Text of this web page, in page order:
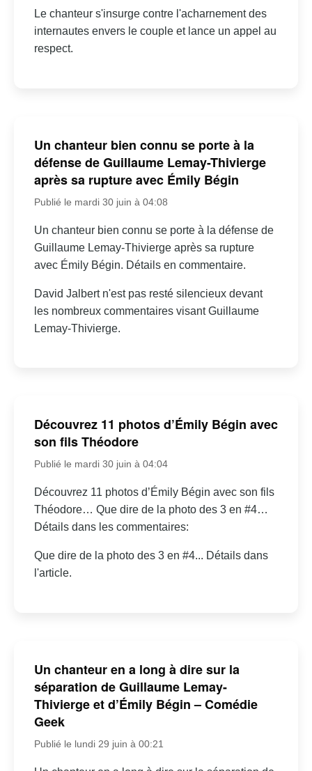
Le chanteur s'insurge contre l'acharnement des
internautes envers le couple et lance un appel au
respect.
Un chanteur bien connu se porte à la
défense de Guillaume Lemay-Thivierge
après sa rupture avec Émily Bégin
Publié le mardi 30 juin à 04:08
Un chanteur bien connu se porte à la défense de
Guillaume Lemay-Thivierge après sa rupture
avec Émily Bégin. Détails en commentaire.
David Jalbert n'est pas resté silencieux devant
les nombreux commentaires visant Guillaume
Lemay-Thivierge.
Découvrez 11 photos d’Émily Bégin avec
son fils Théodore
Publié le mardi 30 juin à 04:04
Découvrez 11 photos d’Émily Bégin avec son fils
Théodore… Que dire de la photo des 3 en #4…
Détails dans les commentaires:
Que dire de la photo des 3 en #4... Détails dans
l'article.
Un chanteur en a long à dire sur la
séparation de Guillaume Lemay-
Thivierge et d’Émily Bégin – Comédie
Geek
Publié le lundi 29 juin à 00:21